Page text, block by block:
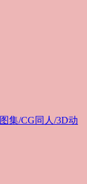
集/CG同人/3D动